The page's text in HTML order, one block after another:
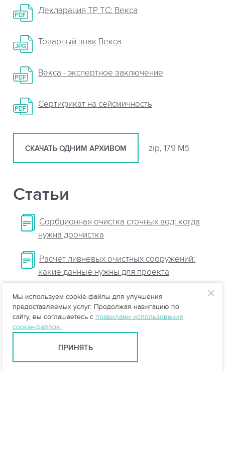
Декларация ТР ТС: Векса
Товарный знак Векса
Векса - экспертное заключение
Сертификат на сейсмичность
СКАЧАТЬ ОДНИМ АРХИВОМ zip, 179 Мб
Статьи
Сорбционная очистка сточных вод: когда
нужна доочистка
Расчет ливневых очистных сооружений:
какие данные нужны для проекта
Назначение ливневой системы на
автомобильных дорогах
Очистные сооружения ливневой
канализации
Мы используем cookie-файлы для улучшения
предоставляемых услуг. Продолжая навигацию по
сайту, вы соглашаетесь с правилами использования
cookie-файлов .
ПРИНЯТЬ